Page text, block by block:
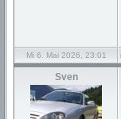
Mi 6. Mai 2026, 23:01
Sven